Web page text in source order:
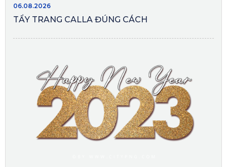
06.08.2026
TẨY TRANG CALLA ĐÚNG CÁCH